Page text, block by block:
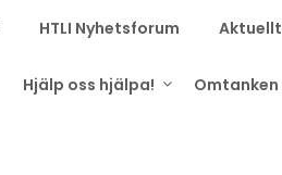
HTLI Nyhetsforum Aktuellt
Hjälp oss hjälpa! Omtanken